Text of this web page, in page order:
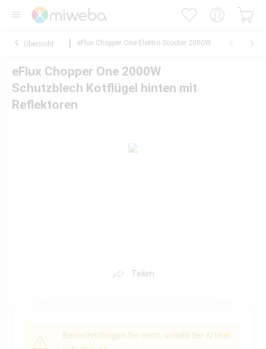
Übersicht eFlux Chopper One Elektro Scooter 2000W
eFlux Chopper One 2000W
Schutzblech Kotflügel hinten mit
Reflektoren
Teilen
Benachrichtigen Sie mich, sobald der Artikel